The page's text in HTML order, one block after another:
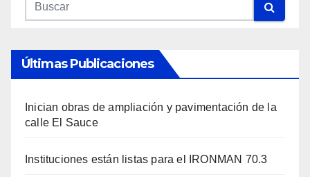
Últimas Publicaciones
Inician obras de ampliación y pavimentación de la
calle El Sauce
Instituciones están listas para el IRONMAN 70.3